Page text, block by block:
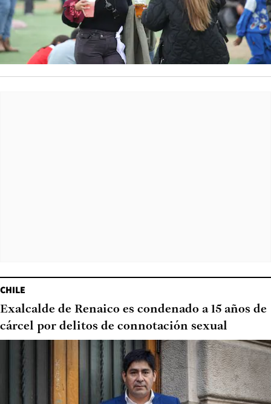
CHILE
Exalcalde de Renaico es condenado a 15 años de
cárcel por delitos de connotación sexual